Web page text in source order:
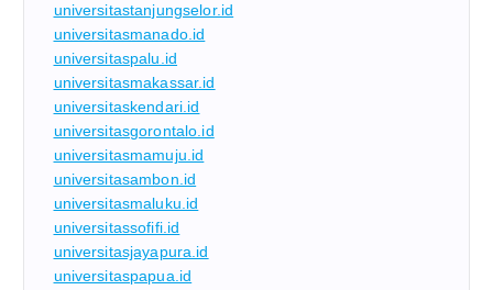
universitastanjungselor.id
universitasmanado.id
universitaspalu.id
universitasmakassar.id
universitaskendari.id
universitasgorontalo.id
universitasmamuju.id
universitasambon.id
universitasmaluku.id
universitassofifi.id
universitasjayapura.id
universitaspapua.id